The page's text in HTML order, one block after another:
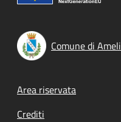
Comune di
Footer menu
Area riservata
Crediti